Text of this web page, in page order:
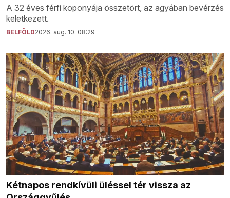
A 32 éves férfi koponyája összetört, az agyában bevérzés
keletkezett.
BELFÖLD2026. aug. 10. 08:29
Kétnapos rendkívüli üléssel tér vissza az